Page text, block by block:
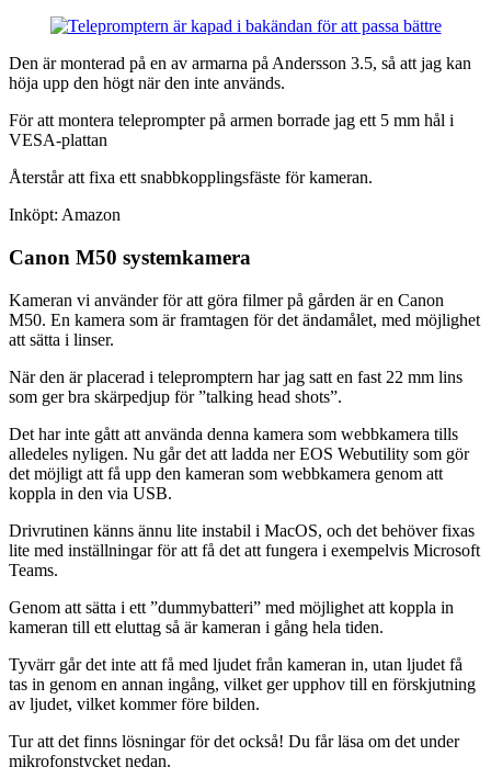
Den är monterad på en av armarna på Andersson 3.5, så att jag kan
höja upp den högt när den inte används.
För att montera teleprompter på armen borrade jag ett 5 mm hål i
VESA-plattan
Återstår att fixa ett snabbkopplingsfäste för kameran.
Inköpt: Amazon
Canon M50 systemkamera
Kameran vi använder för att göra filmer på gården är en Canon
M50. En kamera som är framtagen för det ändamålet, med möjlighet
att sätta i linser.
När den är placerad i telepromptern har jag satt en fast 22 mm lins
som ger bra skärpedjup för ”talking head shots”.
Det har inte gått att använda denna kamera som webbkamera tills
alledeles nyligen. Nu går det att ladda ner EOS Webutility som gör
det möjligt att få upp den kameran som webbkamera genom att
koppla in den via USB.
Drivrutinen känns ännu lite instabil i MacOS, och det behöver fixas
lite med inställningar för att få det att fungera i exempelvis Microsoft
Teams.
Genom att sätta i ett ”dummybatteri” med möjlighet att koppla in
kameran till ett eluttag så är kameran i gång hela tiden.
Tyvärr går det inte att få med ljudet från kameran in, utan ljudet få
tas in genom en annan ingång, vilket ger upphov till en förskjutning
av ljudet, vilket kommer före bilden.
Tur att det finns lösningar för det också! Du får läsa om det under
mikrofonstycket nedan.